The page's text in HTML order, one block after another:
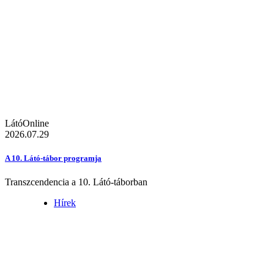
LátóOnline
2026.07.29
A 10. Látó-tábor programja
Transzcendencia a 10. Látó-táborban
Hírek